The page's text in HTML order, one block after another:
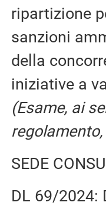
ripartizione
sanzioni
della
iniziative a
(Esame, ai
SEDE
DL 69/2024: